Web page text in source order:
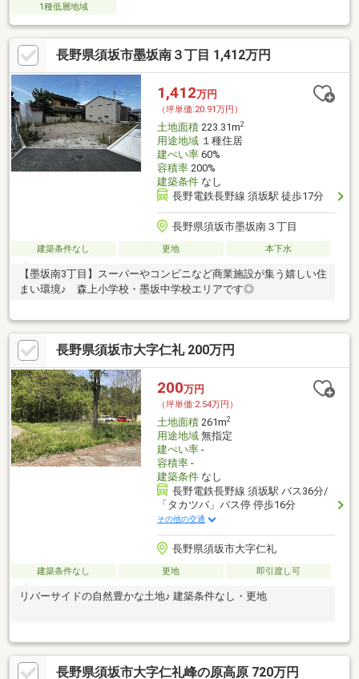
1種低層地域
長野県須坂市墨坂南３丁目 1,412万円
1,412万円
（坪単価:20.91万円）
土地面積223.31m2
用途地域１種住居
建ぺい率60%
容積率200%
建築条件なし
長野電鉄長野線 須坂駅 徒歩17分
長野県須坂市墨坂南３丁目
建築条件なし 更地 本下水
【墨坂南3丁目】スーパーやコンビニなど商業施設が集う嬉しい住
まい環境♪ 森上小学校・墨坂中学校エリアです◎
長野県須坂市大字仁礼 200万円
200万円
（坪単価:2.54万円）
土地面積261m2
用途地域無指定
建ぺい率-
容積率-
建築条件なし
長野電鉄長野線 須坂駅 バス36分/
「タカツバ」バス停 停歩16分
その他の交通
長野県須坂市大字仁礼
建築条件なし 更地 即引渡し可
リバーサイドの自然豊かな土地♪ 建築条件なし・更地
長野県須坂市大字仁礼峰の原高原 720万円